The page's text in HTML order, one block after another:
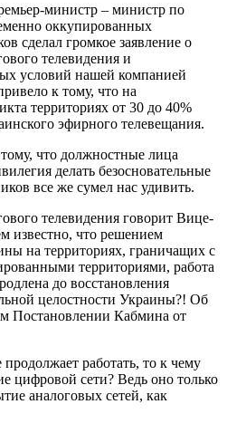
министр – министр по
оккупированных
сделал громкое заявление о
телевидения и
условий нашей компанией
к тому, что на
территориях от 30 до 40%
эфирного телевещания.
что должностные лица
делать безосновательные
все же сумел нас удивить.
телевидения говорит Вице-
известно, что решением
на территориях, граничащих с
территориями, работа
до восстановления
целостности Украины?! Об
Постановлении Кабмина от
работать, то к чему
цифровой сети? Ведь оно только
аналоговых сетей, как